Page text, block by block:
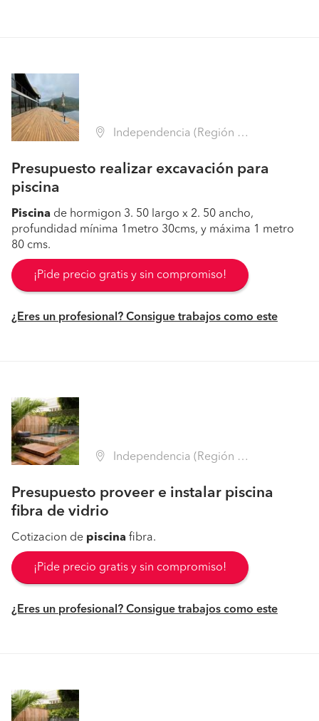
Independencia (Región Metropolitana - Santiago)
Presupuesto realizar excavación para
piscina
Piscina de hormigon 3. 50 largo x 2. 50 ancho,
profundidad mínima 1metro 30cms, y máxima 1 metro
80 cms.
¡Pide precio gratis y sin compromiso!
¿Eres un profesional? Consigue trabajos como este
Independencia (Región Metropolitana - Santiago)
Presupuesto proveer e instalar piscina
fibra de vidrio
Cotizacion de piscina fibra.
¡Pide precio gratis y sin compromiso!
¿Eres un profesional? Consigue trabajos como este